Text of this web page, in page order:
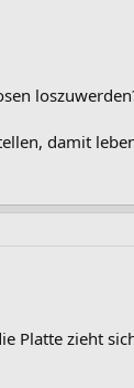
damit
Platte zieht